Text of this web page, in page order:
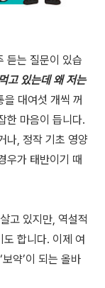
듣는 질문이 있습
고 있는데 왜 저는
을 대여섯 개씩 꺼
한 마음이 듭니다.
나, 정작 기초 영양
우가 태반이기 때
고 있지만, 역설적
도 합니다. 이제 여
약’이 되는 올바